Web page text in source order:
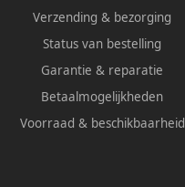
Verzending & bezorging
Status van bestelling
Garantie & reparatie
Betaalmogelijkheden
Voorraad & beschikbaarheid